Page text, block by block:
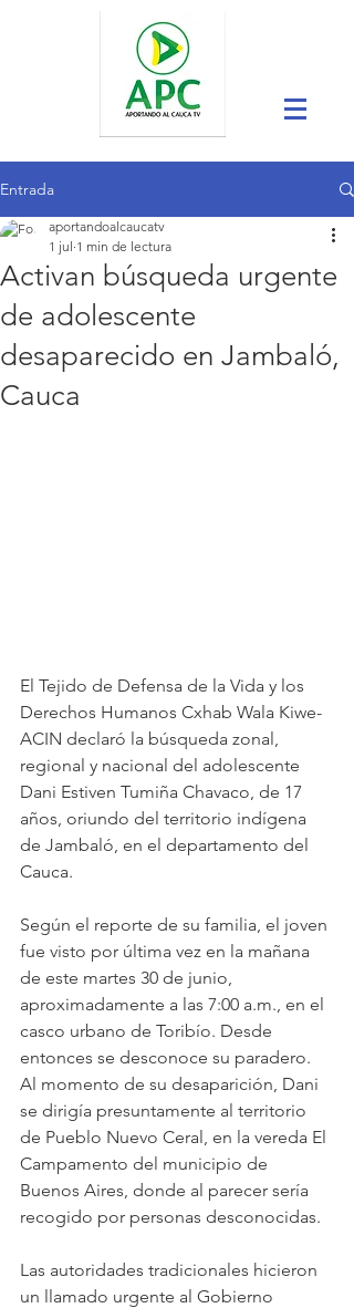
Entrada
Activan búsqueda urgente
de adolescente
desaparecido en Jambaló,
Cauca
aportandoalcaucatv
1 jul 1 min de lectura
El Tejido de Defensa de la Vida y los
Derechos Humanos Cxhab Wala Kiwe-
ACIN declaró la búsqueda zonal,
regional y nacional del adolescente
Dani Estiven Tumiña Chavaco, de 17
años, oriundo del territorio indígena
de Jambaló, en el departamento del
Cauca.
Según el reporte de su familia, el joven
fue visto por última vez en la mañana
de este martes 30 de junio,
aproximadamente a las 7:00 a.m., en el
casco urbano de Toribío. Desde
entonces se desconoce su paradero.
Al momento de su desaparición, Dani
se dirigía presuntamente al territorio
de Pueblo Nuevo Ceral, en la vereda El
Campamento del municipio de
Buenos Aires, donde al parecer sería
recogido por personas desconocidas.
Las autoridades tradicionales hicieron
un llamado urgente al Gobierno